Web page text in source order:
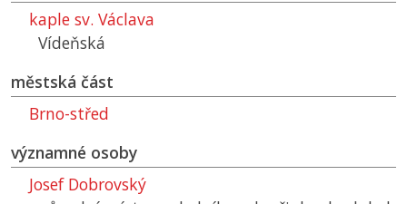
kaple sv. Václava
Vídeňská
městská část
Brno-střed
významné osoby
Josef Dobrovský